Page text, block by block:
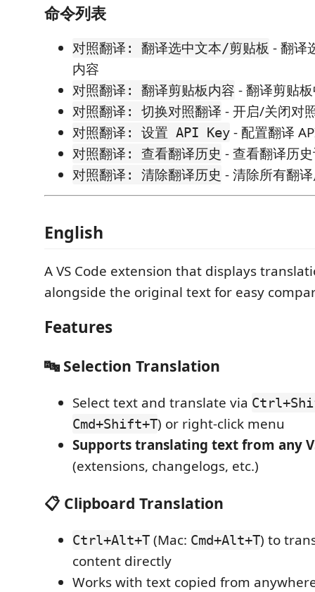
命令列表
对照翻译: 翻译选中文本/剪贴板 - 翻译
内容
对照翻译: 翻译剪贴板内容 - 翻译剪贴
对照翻译: 切换对照翻译 - 开启/关闭对
对照翻译: 设置 API Key - 配置翻译
对照翻译: 查看翻译历史 - 查看翻译历
对照翻译: 清除翻译历史 - 清除所有翻
English
A VS Code extension that displays
alongside the original text for easy
Features
🔤 Selection Translation
Select text and translate via
Cmd+Shift+T) or right-click menu
Supports translating text from any
(extensions, changelogs, etc.)
📋 Clipboard Translation
Ctrl+Alt+T (Mac: Cmd+Alt+T) to
content directly
Works with text copied from